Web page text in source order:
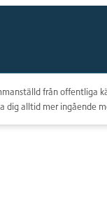
från offentliga
dig alltid mer ingående